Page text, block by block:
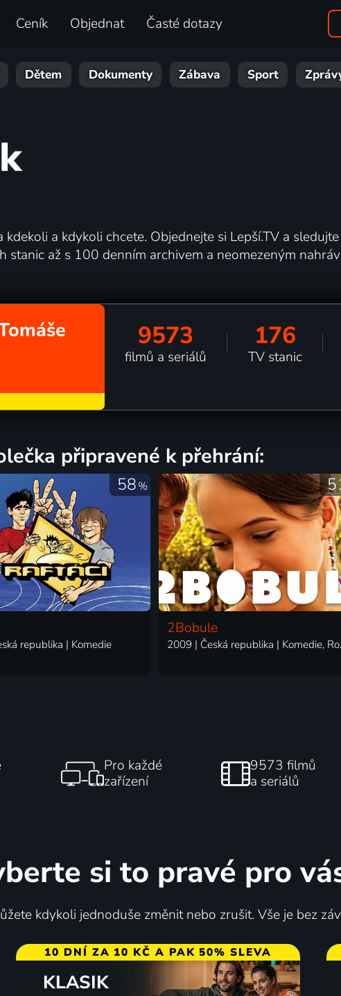
Ceník Objednat Časté dotazy
Dětem Dokumenty Zábava Sport
a kdykoli chcete. Objednejte si Lepší.TV a
až s 100 denním archivem a neomezeným
9573
filmů a seriálů
176
TV stanic
připravené k přehrání:
58%
republika | Komedie
2Bobule
2009 |
Pro každé
zařízení
9573 filmů
a seriálů
si to pravé pro
kdykoli jednoduše změnit nebo zrušit. Vše je bez
10 DNÍ ZA 10 KČ A PAK 50% SLEVA
KLASIK